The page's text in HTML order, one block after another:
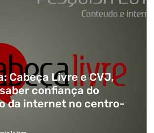
Cabeça Livre e CVJ,
confiança do
da internet no centro-